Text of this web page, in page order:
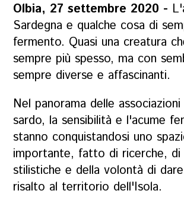
Olbia, 27 settembre 2020 -
Sardegna e qualche cosa di
fermento. Quasi una creatura
sempre più spesso, ma con
sempre diverse e affascinanti.
Nel panorama delle
sardo, la sensibilità e l'acume
stanno conquistandosi uno
importante, fatto di ricerche, di
stilistiche e della volontà di
risalto al territorio dell'Isola.